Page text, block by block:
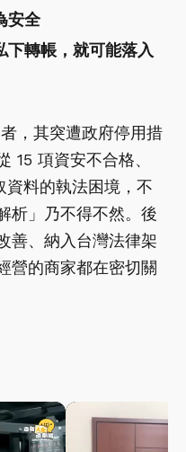
安全
下轉帳，就可能落入
，其突遭政府停用措
15 項資安不合格、
料的執法困境，不
析」乃不得不然。後
善、納入台灣法律架
營的商家都在密切關